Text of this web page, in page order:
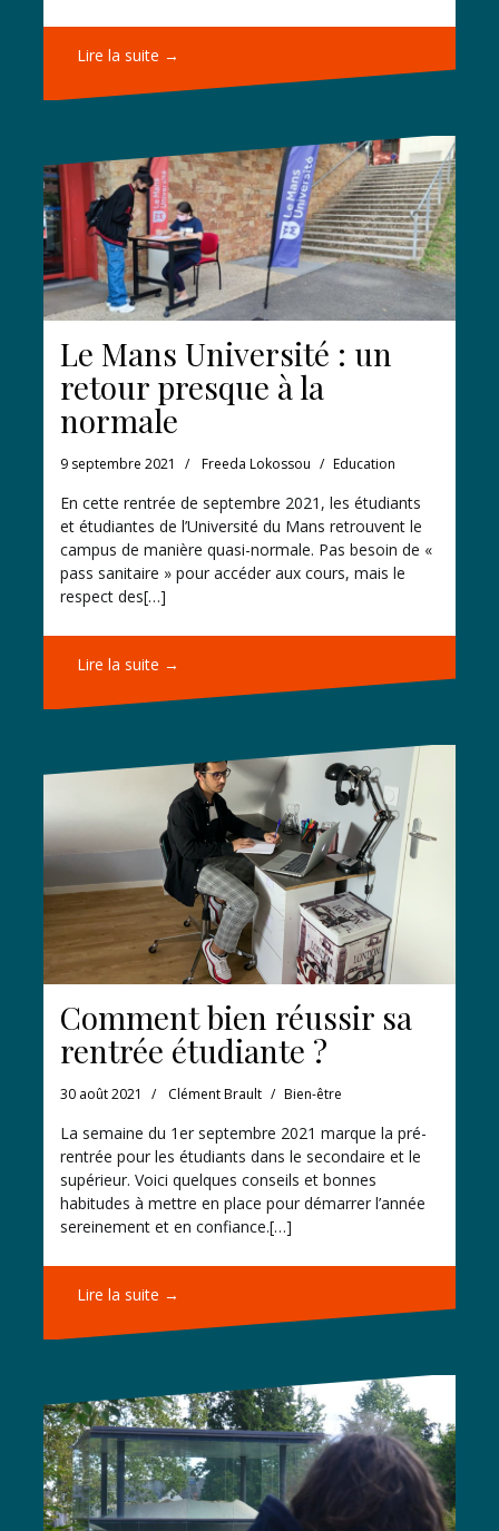
Lire la suite →
Le Mans Université : un
retour presque à la
normale
9 septembre 2021 Freeda Lokossou Education
En cette rentrée de septembre 2021, les étudiants
et étudiantes de l’Université du Mans retrouvent le
campus de manière quasi-normale. Pas besoin de «
pass sanitaire » pour accéder aux cours, mais le
respect des[…]
Lire la suite →
Comment bien réussir sa
rentrée étudiante ?
30 août 2021 Clément Brault Bien-être
La semaine du 1er septembre 2021 marque la pré-
rentrée pour les étudiants dans le secondaire et le
supérieur. Voici quelques conseils et bonnes
habitudes à mettre en place pour démarrer l’année
sereinement et en confiance.[…]
Lire la suite →